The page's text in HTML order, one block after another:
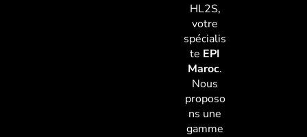
HL2S,
votre
spécialis
te EPI
Maroc.
Nous
proposo
ns une
gamme